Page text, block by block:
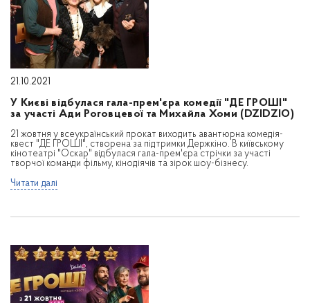
21.10.2021
У Києві відбулася гала-прем'єра комедії "ДЕ ГРОШІ"
за участі Ади Роговцевої та Михайла Хоми (DZIDZIO)
21 жовтня у всеукраїнський прокат виходить авантюрна комедія-
квест "ДЕ ГРОШІ", створена за підтримки Держкіно. В київському
кінотеатрі "Оскар" відбулася гала-прем'єра стрічки за участі
творчої команди фільму, кінодіячів та зірок шоу-бізнесу.
Читати далі